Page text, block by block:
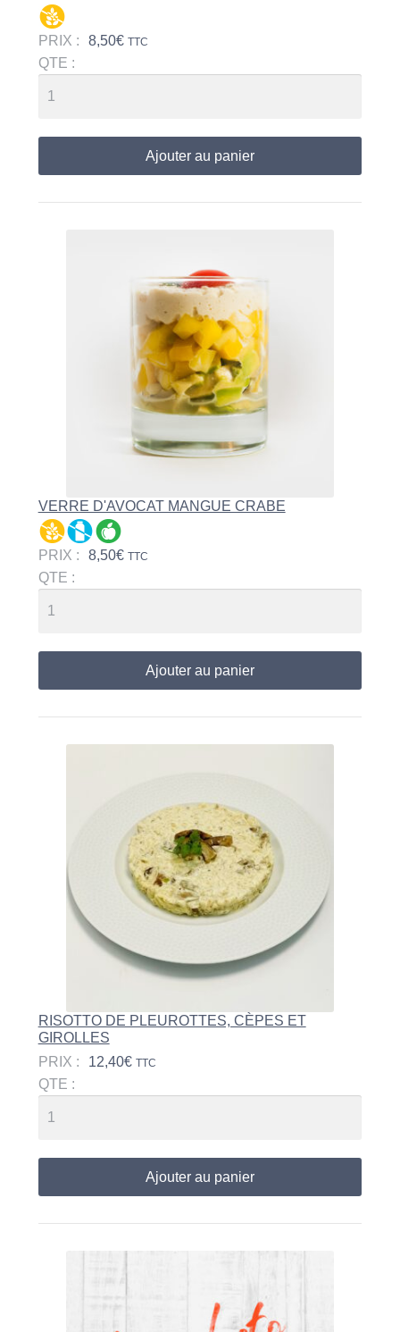
PRIX : 8,50€ TTC
QTE :
Ajouter au panier
VERRE D'AVOCAT MANGUE CRABE
PRIX : 8,50€ TTC
QTE :
Ajouter au panier
RISOTTO DE PLEUROTTES, CÈPES ET
GIROLLES
PRIX :
12,40€ TTC
QTE :
Ajouter au panier